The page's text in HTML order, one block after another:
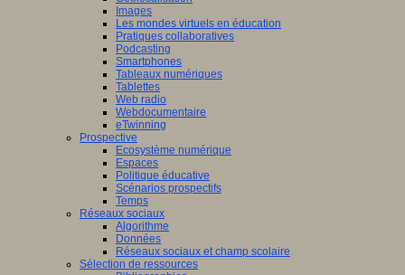
Images
Les mondes virtuels en éducation
Pratiques collaboratives
Podcasting
Smartphones
Tableaux numériques
Tablettes
Web radio
Webdocumentaire
eTwinning
Prospective
Ecosystème numérique
Espaces
Politique éducative
Scénarios prospectifs
Temps
Réseaux sociaux
Algorithme
Données
Réseaux sociaux et champ scolaire
Sélection de ressources